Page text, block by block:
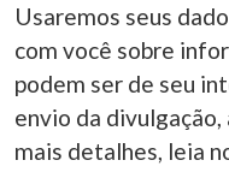
Usaremos seus
com você sobre
podem ser de seu
envio da
mais detalhes, leia